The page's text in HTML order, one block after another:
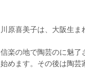
川原喜美子は、大阪生
信楽の地で陶芸のに魅
始めます。その後は陶芸